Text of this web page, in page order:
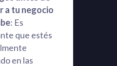
a tu negocio
: Es
que estés
en las